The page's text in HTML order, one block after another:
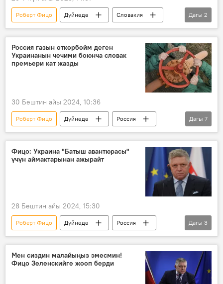
Роберт Фицо Дүйнөдө
Словакия
Братислава
Владимир Путин
Дагы 2
Россия газын өткөрбөйм деген
Украинанын чечими боюнча словак
премьери кат жазды
30 Бештин айы 2024, 10:36
Роберт Фицо Дүйнөдө
Россия
Украина
Словакия
газ
транзит
каатчылык
эскертүү
кат
Дагы 7
Фицо: Украина "Батыш авантюрасы"
үчүн аймактарынан ажырайт
28 Бештин айы 2024, 15:30
Роберт Фицо Дүйнөдө
Россия
Саясат
Украина
Россиянын Донбассты коргоо боюнча атайын операциясы
Дагы 3
Мен сиздин малайыңыз эмесмин!
Фицо Зеленскийге жооп берди